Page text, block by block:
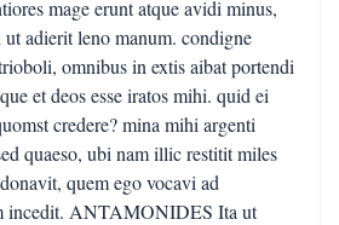
mage erunt atque avidi minus,
adierit leno manum. condigne
omnibus in extis aibat portendi
et deos esse iratos mihi. quid ei
credere? mina mihi argenti
quaeso, ubi nam illic restitit miles
quem ego vocavi ad
incedit. ANTAMONIDES Ita ut